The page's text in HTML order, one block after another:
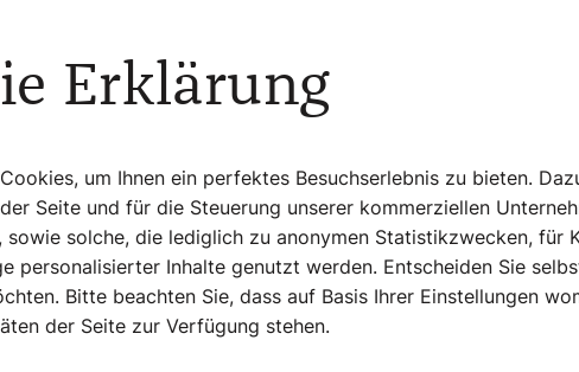
Erklärung
um Ihnen ein perfektes Besuchserlebnis zu bieten.
Seite und für die Steuerung unserer kommerziellen
sowie solche, die lediglich zu anonymen Statistikzwecken, für
personalisierter Inhalte genutzt werden. Entscheiden Sie
Bitte beachten Sie, dass auf Basis Ihrer Einstellungen
der Seite zur Verfügung stehen.